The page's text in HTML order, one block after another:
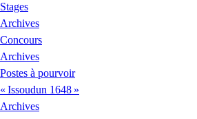
Stages
Archives
Concours
Archives
Postes à pourvoir
« Issoudun 1648 »
Archives